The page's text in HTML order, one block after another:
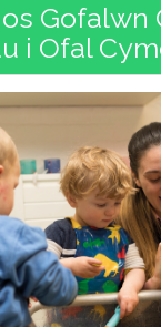
Gofalwn
i Ofal